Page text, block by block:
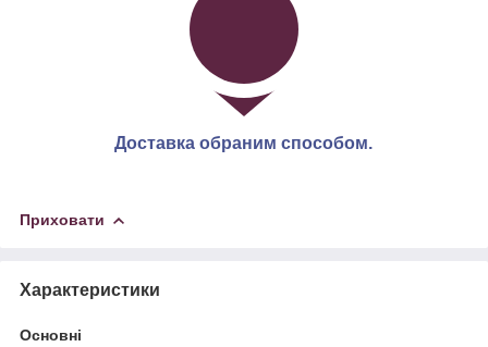
Доставка обраним способом.
Приховати
Характеристики
Основні